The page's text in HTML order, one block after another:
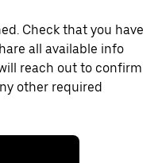
Check that you have
all available info
reach out to confirm
other required